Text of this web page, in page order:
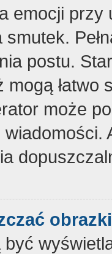
emocji
postu.
może